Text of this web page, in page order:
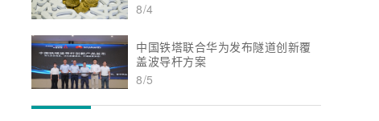
8/4
中国铁塔联合华为发布隧道创新覆
盖波导杆方案
8/5